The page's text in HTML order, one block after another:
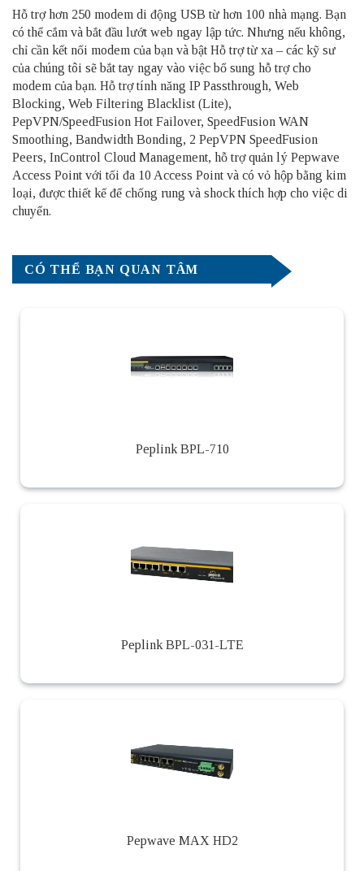
Hỗ trợ hơn 250 modem di động USB từ hơn 100 nhà mạng. Bạn
có thể cắm và bắt đầu lướt web ngay lập tức. Nhưng nếu không,
chỉ cần kết nối modem của bạn và bật Hỗ trợ từ xa – các kỹ sư
của chúng tôi sẽ bắt tay ngay vào việc bổ sung hỗ trợ cho
modem của bạn. Hỗ trợ tính năng IP Passthrough, Web
Blocking, Web Filtering Blacklist (Lite),
PepVPN/SpeedFusion Hot Failover, SpeedFusion WAN
Smoothing, Bandwidth Bonding, 2 PepVPN SpeedFusion
Peers, InControl Cloud Management, hỗ trợ quản lý Pepwave
Access Point với tối đa 10 Access Point và có vỏ hộp bằng kim
loại, được thiết kế để chống rung và shock thích hợp cho việc di
chuyển.
CÓ THỂ BẠN QUAN TÂM
Peplink BPL-710
Peplink BPL-031-LTE
Pepwave MAX HD2